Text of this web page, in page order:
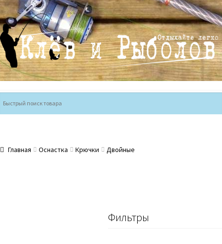
Перейти
к
навигации
Перейти
к
содержимому
Главная Оснастка Крючки Двойные
Фильтры